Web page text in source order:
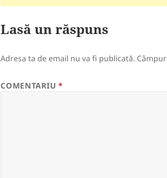
Lasă un răspuns
Adresa ta de email nu va fi publicată.
COMENTARIU*